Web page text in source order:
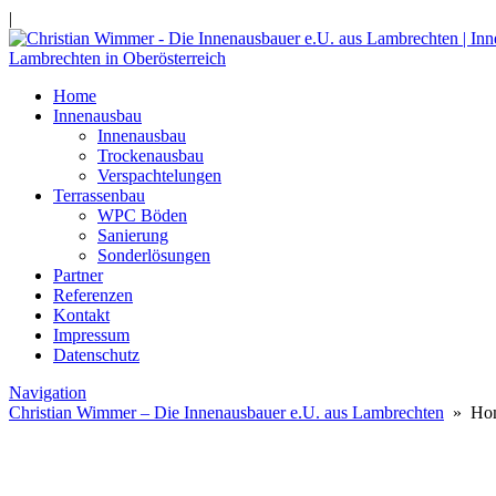
|
Home
Innenausbau
Innenausbau
Trockenausbau
Verspachtelungen
Terrassenbau
WPC Böden
Sanierung
Sonderlösungen
Partner
Referenzen
Kontakt
Impressum
Datenschutz
Navigation
Christian Wimmer – Die Innenausbauer e.U. aus Lambrechten »